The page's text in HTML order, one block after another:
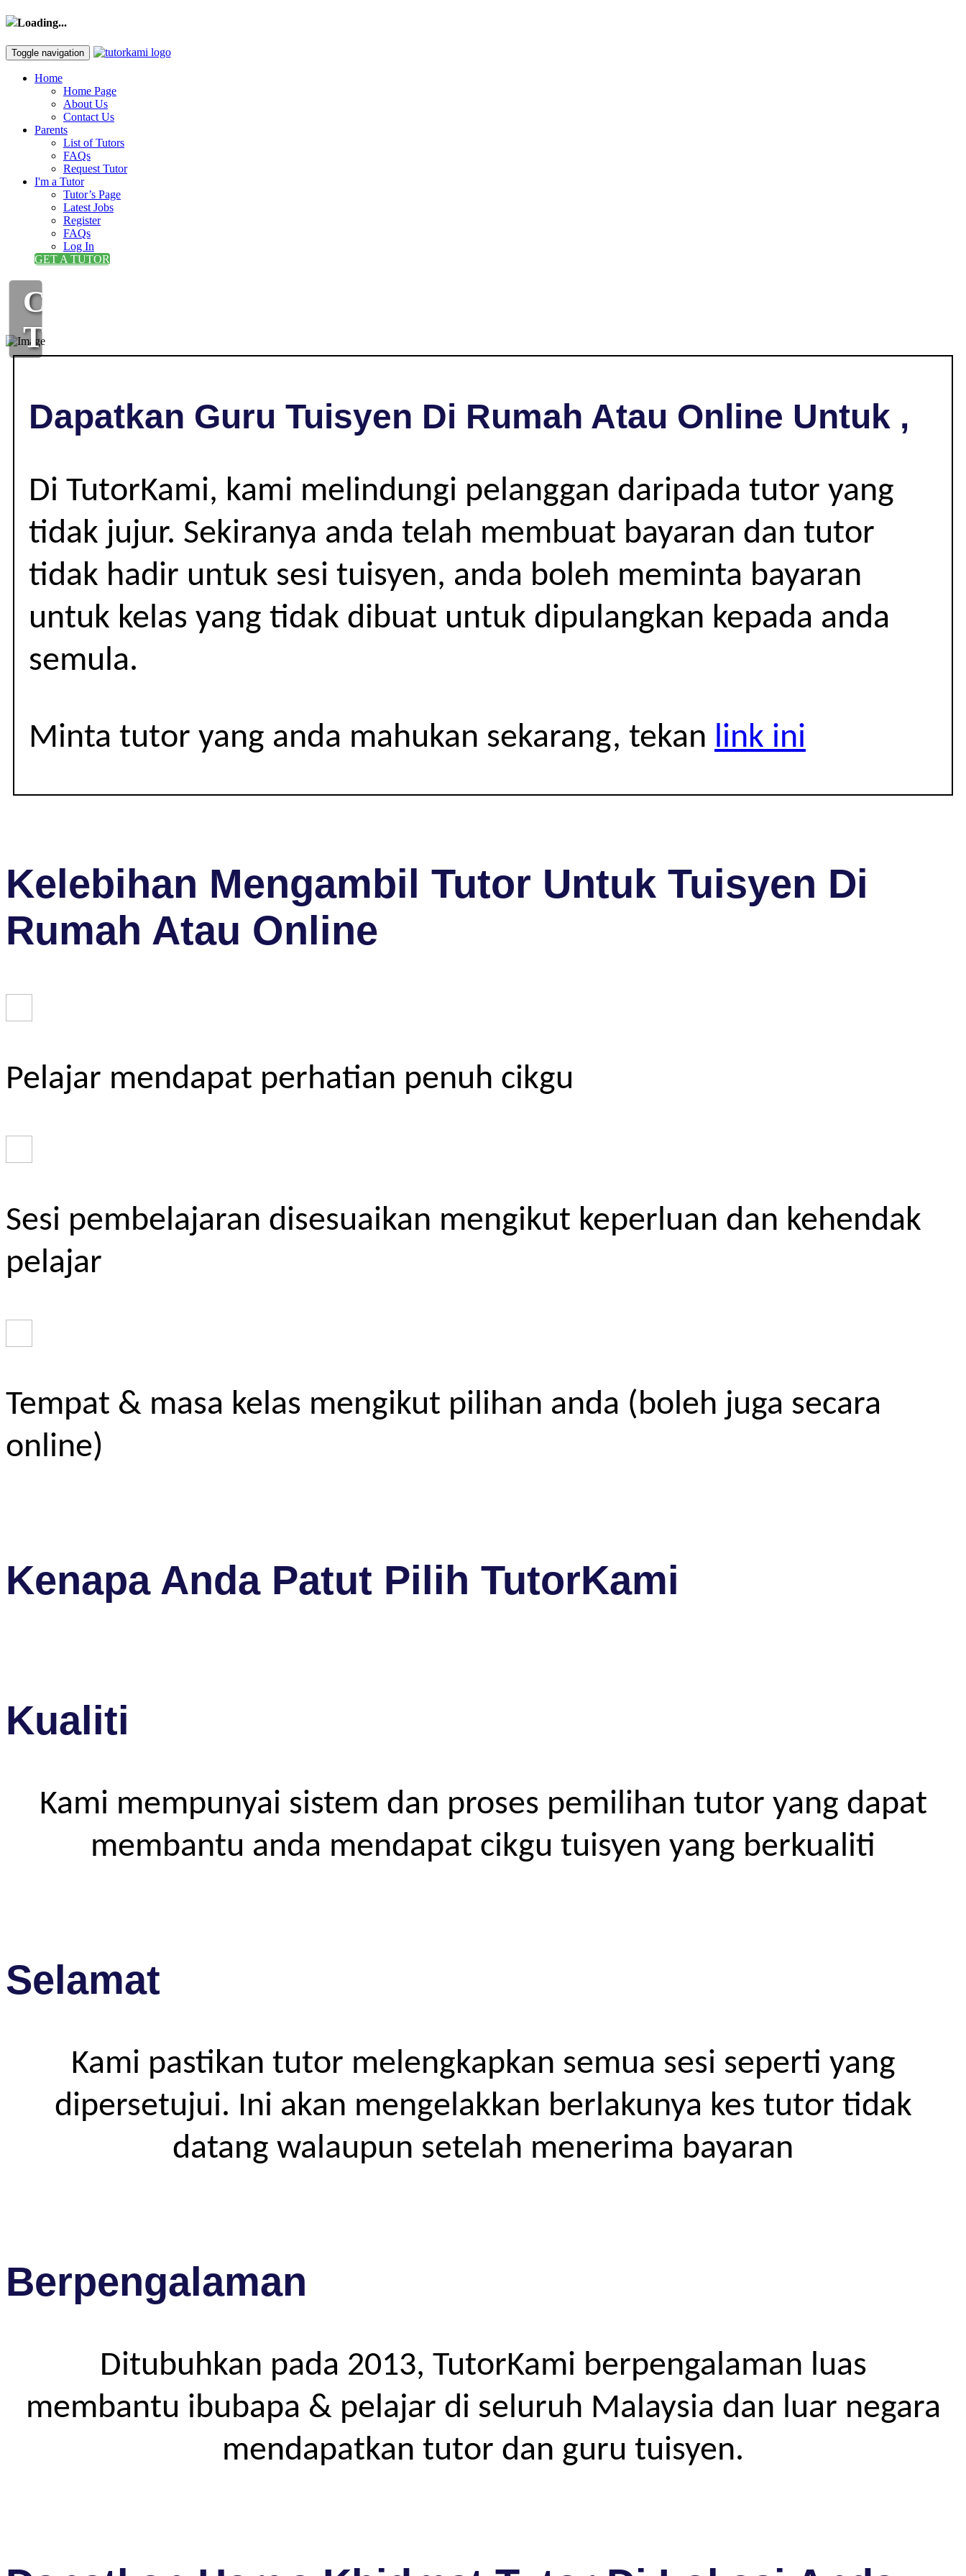
Loading...
Toggle navigation
Home
Home Page
About Us
Contact Us
Parents
List of Tutors
FAQs
Request Tutor
I'm a Tutor
Tutor’s Page
Latest Jobs
Register
FAQs
Log In
GET A TUTOR
CIKGU
TUISYEN
,Dapatkan Guru Tuisyen Di Rumah Atau Online Untuk ,
Di TutorKami, kami melindungi pelanggan daripada tutor yang
tidak jujur. Sekiranya anda telah membuat bayaran dan tutor
tidak hadir untuk sesi tuisyen, anda boleh meminta bayaran
untuk kelas yang tidak dibuat untuk dipulangkan kepada anda
semula.
Minta tutor yang anda mahukan sekarang, tekan link ini
Kelebihan Mengambil Tutor Untuk Tuisyen Di
Rumah Atau Online
Pelajar mendapat perhatian penuh cikgu
Sesi pembelajaran disesuaikan mengikut keperluan dan kehendak
pelajar
Tempat & masa kelas mengikut pilihan anda (boleh juga secara
online)
Kenapa Anda Patut Pilih TutorKami
Kualiti
Kami mempunyai sistem dan proses pemilihan tutor yang dapat
membantu anda mendapat cikgu tuisyen yang berkualiti
Selamat
Kami pastikan tutor melengkapkan semua sesi seperti yang
dipersetujui. Ini akan mengelakkan berlakunya kes tutor tidak
datang walaupun setelah menerima bayaran
Berpengalaman
Ditubuhkan pada 2013, TutorKami berpengalaman luas
membantu ibubapa & pelajar di seluruh Malaysia dan luar negara
mendapatkan tutor dan guru tuisyen.